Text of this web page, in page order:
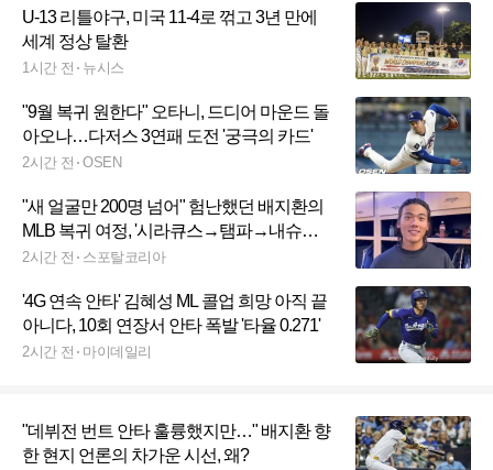
U-13 리틀야구, 미국 11-4로 꺾고 3년 만에
세계 정상 탈환
1시간 전 뉴시스
"9월 복귀 원한다" 오타니, 드디어 마운드 돌
아오나…다저스 3연패 도전 '궁극의 카드'
2시간 전 OSEN
"새 얼굴만 200명 넘어" 험난했던 배지환의
MLB 복귀 여정, '시라큐스→탬파→내슈빌
→멤피스→밀워키' 강행군…"정말 즐거웠
2시간 전 스포탈코리아
'4G 연속 안타' 김혜성 ML 콜업 희망 아직 끝
아니다, 10회 연장서 안타 폭발 '타율 0.271'
2시간 전 마이데일리
"데뷔전 번트 안타 훌륭했지만…" 배지환 향
한 현지 언론의 차가운 시선, 왜?